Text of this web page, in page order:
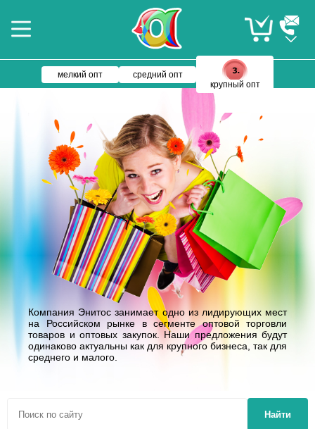
мелкий опт
средний опт
крупный опт
Компания Энитос занимает одно из лидирующих мест
на Российском рынке в сегменте оптовой торговли
товаров и оптовых закупок. Наши предложения будут
одинаково актуальны как для крупного бизнеса, так для
среднего и малого.
Найти